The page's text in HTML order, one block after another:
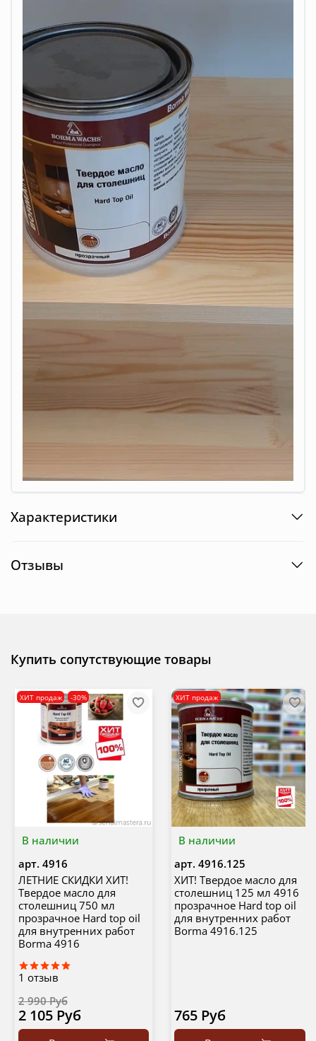
Характеристики
Отзывы
Купить сопутствующие товары
В наличии
ХИТ продаж -30%
арт. 4916
ЛЕТНИЕ СКИДКИ ХИТ!
Твердое масло для
столешниц 750 мл
прозрачное Hard top oil
для внутренних работ
Borma 4916
1 отзыв
2 990 Руб
2 105 Руб
В наличии
ХИТ продаж
арт. 4916.125
ХИТ! Твердое масло для
столешниц 125 мл 4916
прозрачное Hard top oil
для внутренних работ
Borma 4916.125
765 Руб